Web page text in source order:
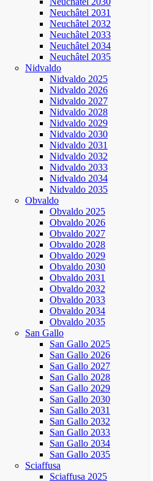
Neuchâtel 2031
Neuchâtel 2032
Neuchâtel 2033
Neuchâtel 2034
Neuchâtel 2035
Nidvaldo
Nidvaldo 2025
Nidvaldo 2026
Nidvaldo 2027
Nidvaldo 2028
Nidvaldo 2029
Nidvaldo 2030
Nidvaldo 2031
Nidvaldo 2032
Nidvaldo 2033
Nidvaldo 2034
Nidvaldo 2035
Obvaldo
Obvaldo 2025
Obvaldo 2026
Obvaldo 2027
Obvaldo 2028
Obvaldo 2029
Obvaldo 2030
Obvaldo 2031
Obvaldo 2032
Obvaldo 2033
Obvaldo 2034
Obvaldo 2035
San Gallo
San Gallo 2025
San Gallo 2026
San Gallo 2027
San Gallo 2028
San Gallo 2029
San Gallo 2030
San Gallo 2031
San Gallo 2032
San Gallo 2033
San Gallo 2034
San Gallo 2035
Sciaffusa
Sciaffusa 2025